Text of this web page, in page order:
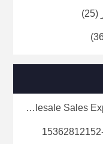
(25)
Miss. Mia-Wholesale Sales Expert